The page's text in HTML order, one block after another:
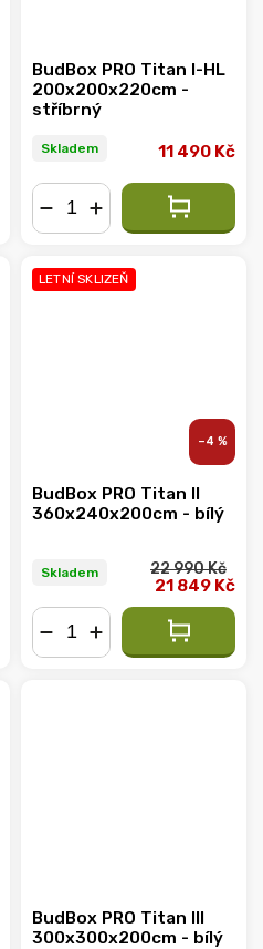
BudBox PRO Titan I-HL
200x200x220cm -
stříbrný
Skladem 11 490 Kč
LETNÍ SKLIZEŇ
–4 %
BudBox PRO Titan II
360x240x200cm - bílý
Skladem 22 990 Kč
21 849 Kč
BudBox PRO Titan III
300x300x200cm - bílý